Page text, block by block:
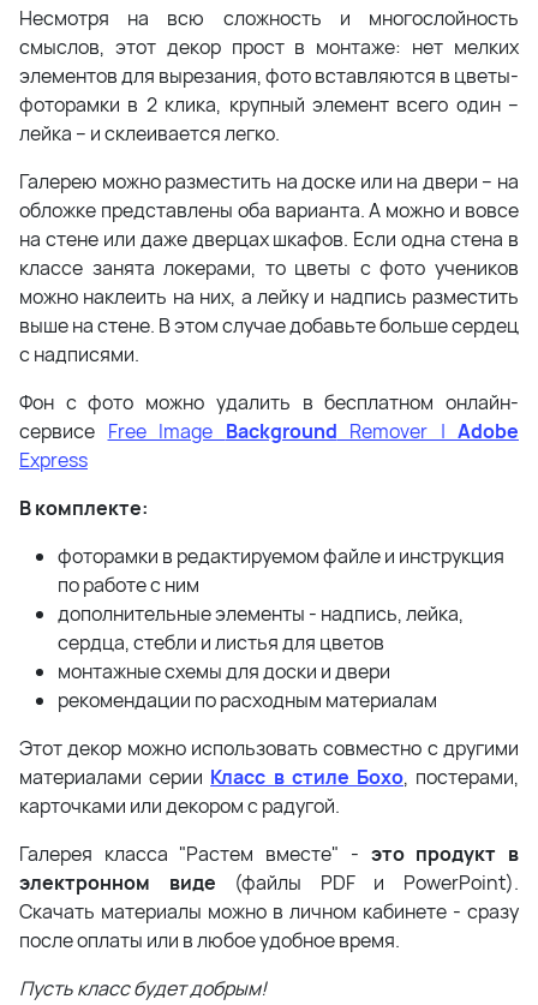
Несмотря на всю сложность и многослойность
смыслов, этот декор прост в монтаже: нет мелких
элементов для вырезания, фото вставляются в цветы-
фоторамки в 2 клика, крупный элемент всего один –
лейка – и склеивается легко.
Галерею можно разместить на доске или на двери – на
обложке представлены оба варианта. А можно и вовсе
на стене или даже дверцах шкафов. Если одна стена в
классе занята локерами, то цветы с фото учеников
можно наклеить на них, а лейку и надпись разместить
выше на стене. В этом случае добавьте больше сердец
с надписями.
Фон с фото можно удалить в бесплатном онлайн-
сервисе Free Image Background Remover | Adobe
Express
В комплекте:
фоторамки в редактируемом файле и инструкция
по работе с ним
дополнительные элементы - надпись, лейка,
сердца, стебли и листья для цветов
монтажные схемы для доски и двери
рекомендации по расходным материалам
Этот декор можно использовать совместно с другими
материалами серии Класс в стиле Бохо, постерами,
карточками или декором с радугой.
Галерея класса "Растем вместе" - это продукт в
электронном виде (файлы PDF и PowerPoint).
Скачать материалы можно в личном кабинете - сразу
после оплаты или в любое удобное время.
Пусть класс будет добрым!